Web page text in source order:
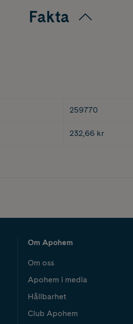
Fakta
259770
232,66 kr
Om Apohem
Om oss
Apohem i media
Hållbarhet
Club Apohem